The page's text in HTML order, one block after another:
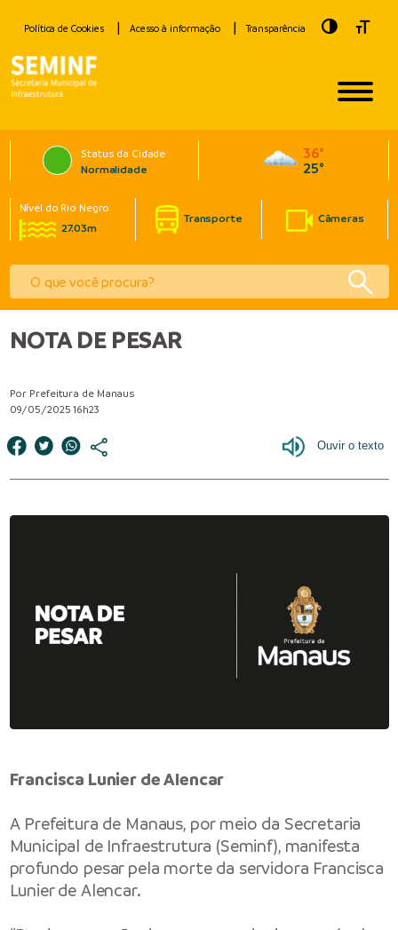
Política de Cookies Acesso à informação Transparência Toggle
Status da Cidade
Normalidade
36°
25°
Nível do Rio Negro
27.03m
Transporte Câmeras
NOTA DE PESAR
Por Prefeitura de Manaus
09/05/2025 16h23
Francisca Lunier de Alencar
A Prefeitura de Manaus, por meio da Secretaria
Municipal de Infraestrutura (Seminf), manifesta
profundo pesar pela morte da servidora Francisca
Lunier de Alencar.